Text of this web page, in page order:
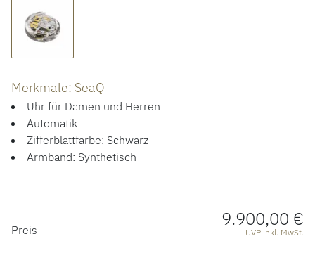
HOCHZEIT
ACCESSOIRES
Merkmale: SeaQ
Uhr für Damen und Herren
Automatik
Zifferblattfarbe: Schwarz
Armband: Synthetisch
PREISINFORMATIONEN
Preis 9.900,00 €
UVP inkl. MwSt.